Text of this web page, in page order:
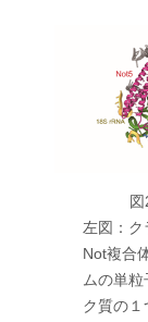
左図：ク
Not複合
ムの単
ク質の